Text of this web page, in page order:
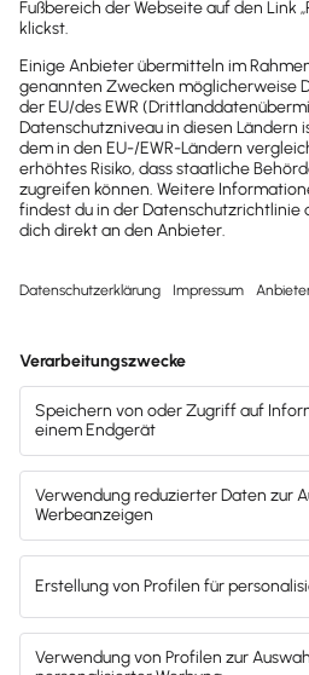
2. Schritt Eingaben:
Brauchst du weitere Hilfe?
Zur Support Suche
Drucken / PDF speichern
Mach's dir leicht und gib deinem
entscheidenden Push – mit
Buchhaltung & Lohn.